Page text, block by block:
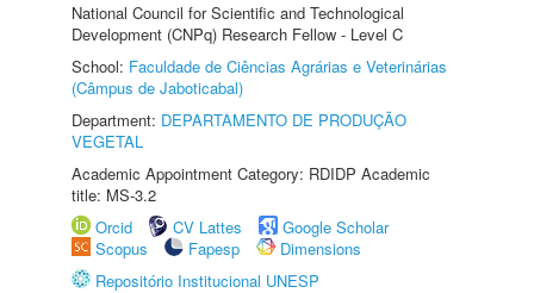
National Council for Scientific and Technological
Development (CNPq) Research Fellow - Level C
School: Faculdade de Ciências Agrárias e Veterinárias
(Câmpus de Jaboticabal)
Department: DEPARTAMENTO DE PRODUÇÃO
VEGETAL
Academic Appointment Category: RDIDP Academic
title: MS-3.2
Orcid
CV Lattes
Google Scholar
Scopus
Fapesp
Dimensions
Repositório Institucional UNESP